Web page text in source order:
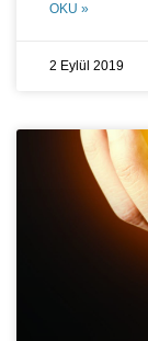
OKU »
2 Eylül 2019